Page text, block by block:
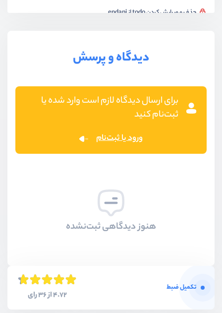
حذف و ویرایش کردن todo از endapi
دیدگاه و پرسش
برای ارسال دیدگاه لازم است وارد شده یا
ثبت‌نام کنید
ورود یا ثبت‌نام
هنوز دیدگاهی ثبت‌نشده
تکمیل ضبط
4.72 از 36 رای